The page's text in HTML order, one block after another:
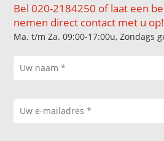
Bel 020-2184250 of laat een
nemen direct contact met u op!
Ma. t/m Za. 09:00-17:00u, Zondags